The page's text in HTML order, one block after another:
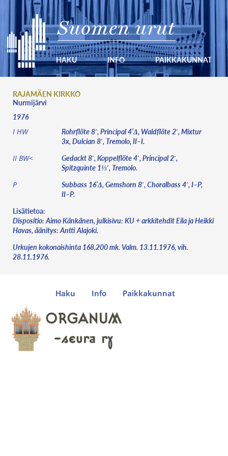
Suomen urut
HAKU INFO PAIKKAKUNNAT
RAJAMÄEN KIRKKO
Nurmijärvi
1976
I HW
Rohrflöte 8′, Principal 4’Δ, Waldflöte 2′, Mixtur
3x, Dulcian 8′, Tremolo, II–I.
II BW<
Gedackt 8′, Koppelflöte 4′, Principal 2′,
Spitzquinte 1⅓′, Tremolo.
P
Subbass 16’Δ, Gemshorn 8′, Choralbass 4′, I–P,
II–P.
Lisätietoa:
Dispositio: Aimo Känkänen, julkisivu: KU + arkkitehdit Eila ja Heikki
Havas, äänitys: Antti Alajoki.
Urkujen kokonaishinta 168.200 mk. Valm. 13.11.1976, vih.
28.11.1976.
Haku Info Paikkakunnat